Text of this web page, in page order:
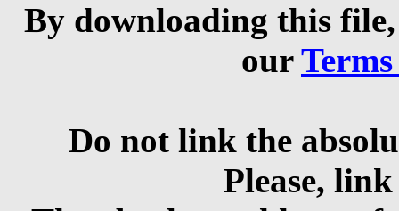
By downloading this
our
Do not link the
Please,